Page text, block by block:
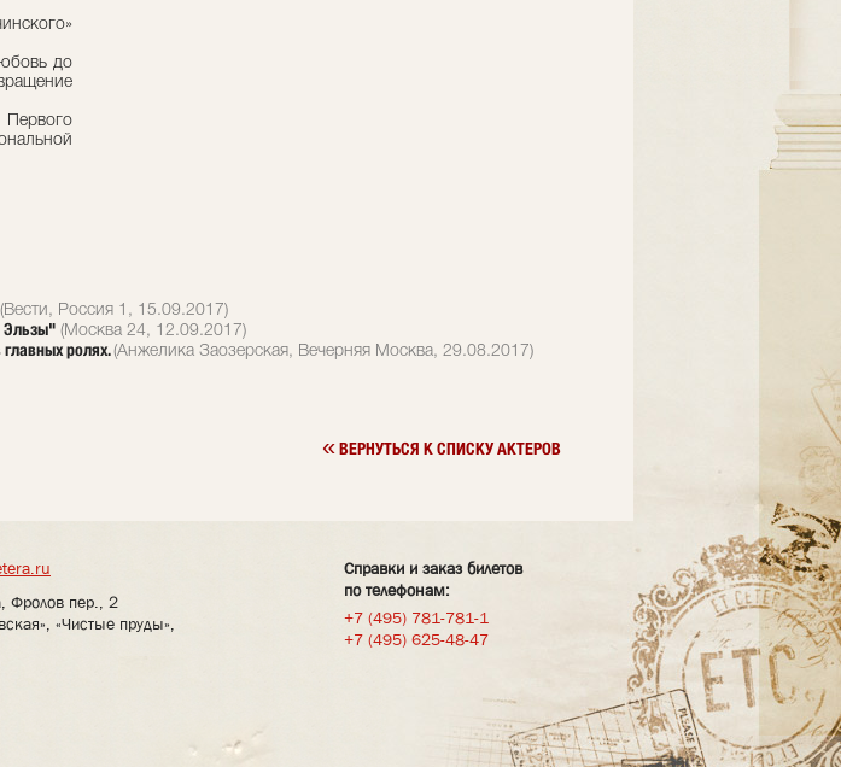
до
Первого
(Вести, Россия 1, 15.09.2017)
Эльзы" (Москва 24, 12.09.2017)
ролях.(Анжелика Заозерская, Вечерняя Москва, 29.08.2017)
«ВЕРНУТЬСЯ К СПИСКУ АКТЕРОВ
Фролов пер., 2
«Чистые пруды»,
Справки и заказ билетов
по телефонам:
+7 (495) 781-781-1
+7 (495) 625-48-47